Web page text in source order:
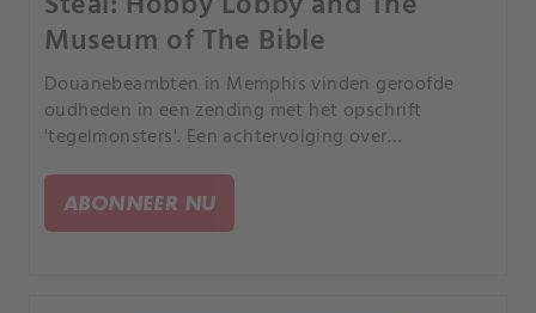
Museum of The Bible
Douanebeambten in Memphis vinden geroofde
oudheden in een zending met het opschrift
'tegelmonsters'. Een achtervolging over
ABONNEER NU